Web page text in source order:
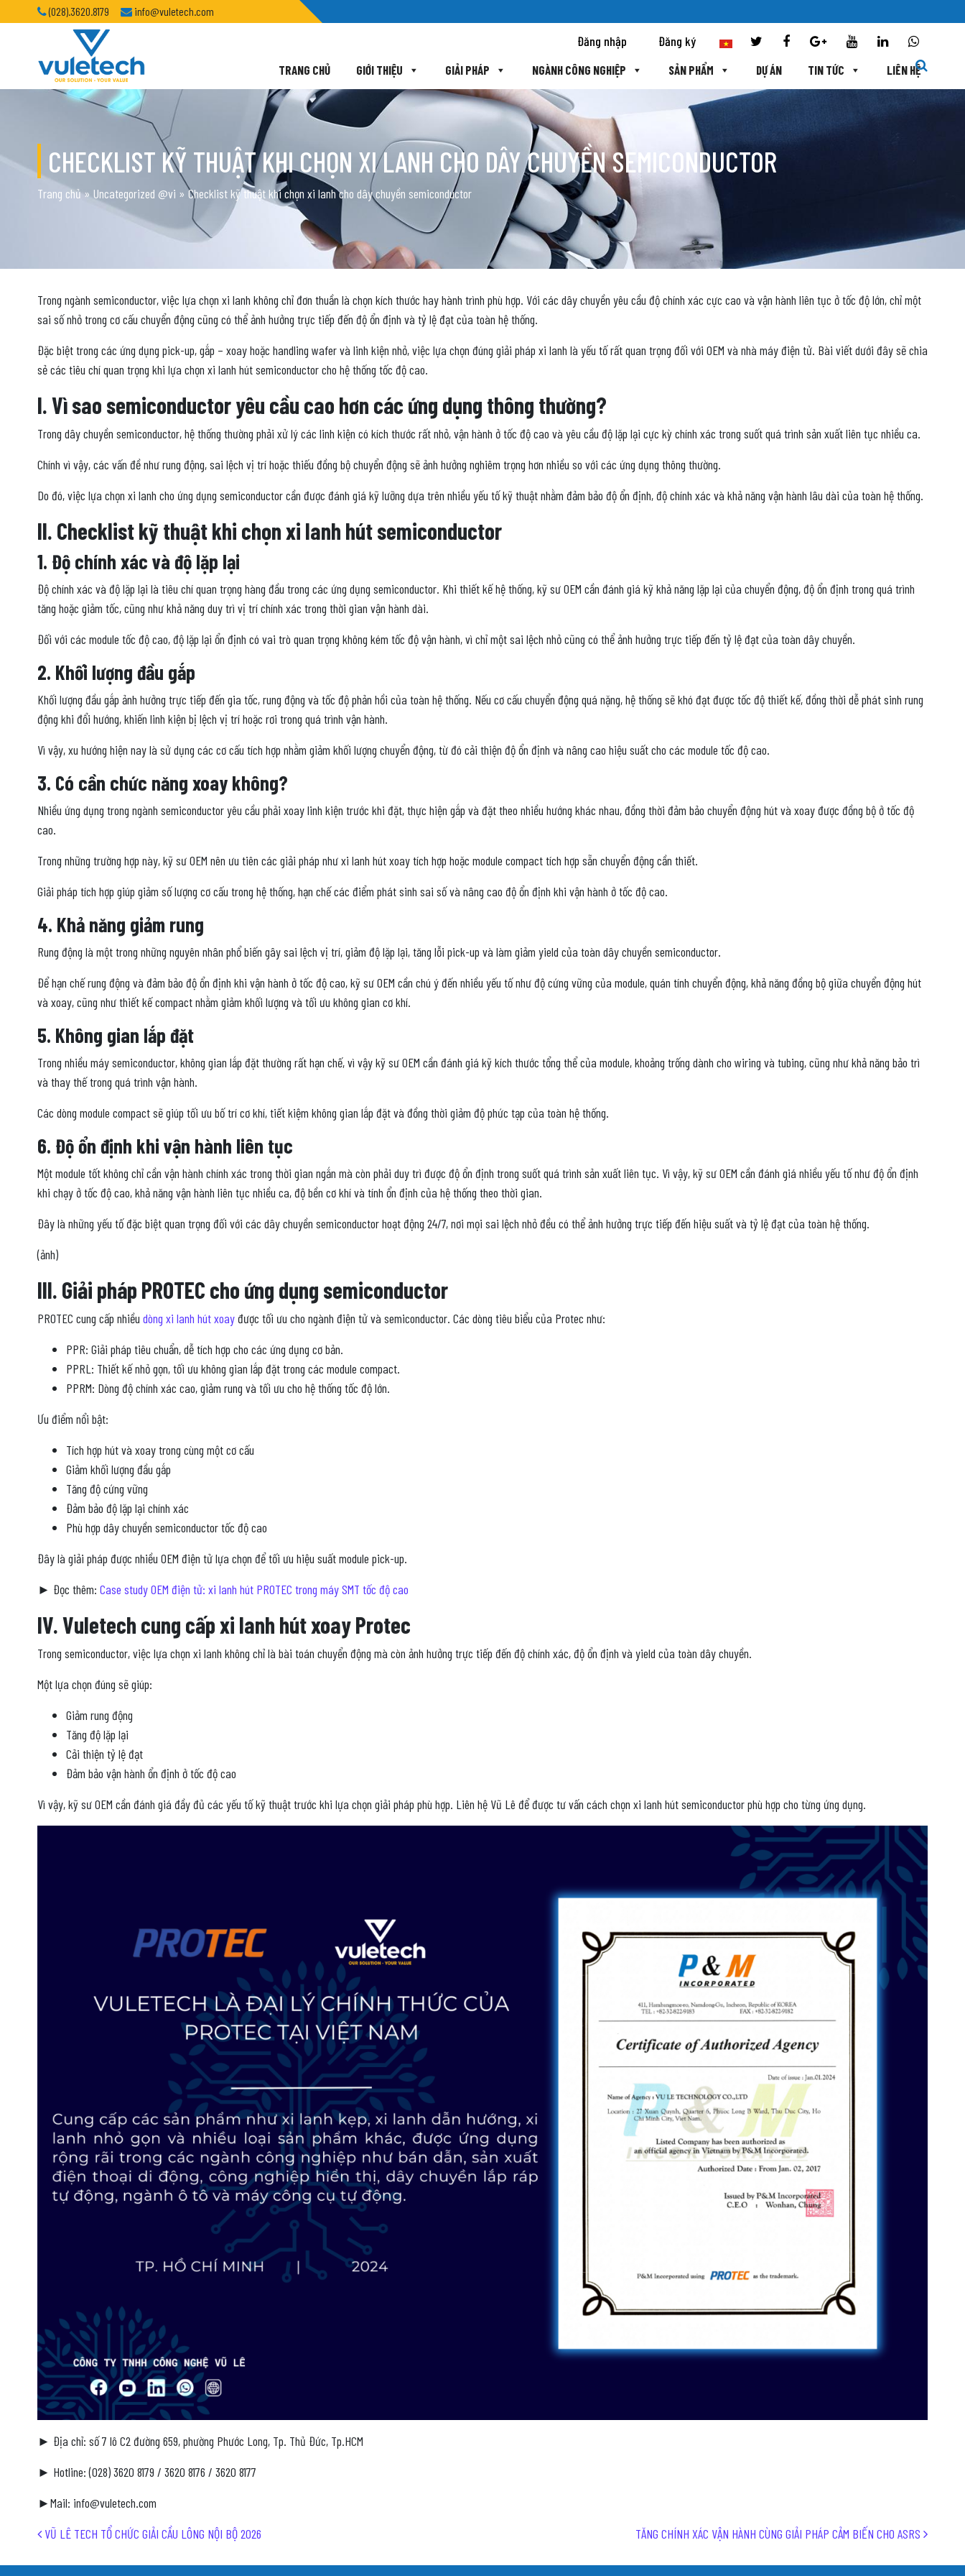
(028).3620.8179 info@vuletech.com
Đăng nhập Đăng ký
TRANG CHỦ GIỚI THIỆU GIẢI PHÁP NGÀNH CÔNG NGHIỆP SẢN PHẨM DỰ ÁN TIN TỨC LIÊN HỆ
CHECKLIST KỸ THUẬT KHI CHỌN XI LANH CHO DÂY CHUYỀN SEMICONDUCTOR
Trang chủ» Uncategorized @vi »Checklist kỹ thuật khi chọn xi lanh cho dây chuyền semiconductor
Trong ngành semiconductor, việc lựa chọn xi lanh không chỉ đơn thuần là chọn kích thước hay hành trình phù hợp. Với các dây chuyền yêu cầu độ chính xác cực cao và vận hành liên tục ở tốc độ lớn, chỉ một
sai số nhỏ trong cơ cấu chuyển động cũng có thể ảnh hưởng trực tiếp đến độ ổn định và tỷ lệ đạt của toàn hệ thống.
Đặc biệt trong các ứng dụng pick-up, gắp – xoay hoặc handling wafer và linh kiện nhỏ, việc lựa chọn đúng giải pháp xi lanh là yếu tố rất quan trọng đối với OEM và nhà máy điện tử. Bài viết dưới đây sẽ chia
sẻ các tiêu chí quan trọng khi lựa chọn xi lanh hút semiconductor cho hệ thống tốc độ cao.
I. Vì sao semiconductor yêu cầu cao hơn các ứng dụng thông thường?
Trong dây chuyền semiconductor, hệ thống thường phải xử lý các linh kiện có kích thước rất nhỏ, vận hành ở tốc độ cao và yêu cầu độ lặp lại cực kỳ chính xác trong suốt quá trình sản xuất liên tục nhiều ca.
Chính vì vậy, các vấn đề như rung động, sai lệch vị trí hoặc thiếu đồng bộ chuyển động sẽ ảnh hưởng nghiêm trọng hơn nhiều so với các ứng dụng thông thường.
Do đó, việc lựa chọn xi lanh cho ứng dụng semiconductor cần được đánh giá kỹ lưỡng dựa trên nhiều yếu tố kỹ thuật nhằm đảm bảo độ ổn định, độ chính xác và khả năng vận hành lâu dài của toàn hệ thống.
II. Checklist kỹ thuật khi chọn xi lanh hút semiconductor
1. Độ chính xác và độ lặp lại
Độ chính xác và độ lặp lại là tiêu chí quan trọng hàng đầu trong các ứng dụng semiconductor. Khi thiết kế hệ thống, kỹ sư OEM cần đánh giá kỹ khả năng lặp lại của chuyển động, độ ổn định trong quá trình
tăng hoặc giảm tốc, cũng như khả năng duy trì vị trí chính xác trong thời gian vận hành dài.
Đối với các module tốc độ cao, độ lặp lại ổn định có vai trò quan trọng không kém tốc độ vận hành, vì chỉ một sai lệch nhỏ cũng có thể ảnh hưởng trực tiếp đến tỷ lệ đạt của toàn dây chuyền.
2. Khối lượng đầu gắp
Khối lượng đầu gắp ảnh hưởng trực tiếp đến gia tốc, rung động và tốc độ phản hồi của toàn hệ thống. Nếu cơ cấu chuyển động quá nặng, hệ thống sẽ khó đạt được tốc độ thiết kế, đồng thời dễ phát sinh rung
động khi đổi hướng, khiến linh kiện bị lệch vị trí hoặc rơi trong quá trình vận hành.
Vì vậy, xu hướng hiện nay là sử dụng các cơ cấu tích hợp nhằm giảm khối lượng chuyển động, từ đó cải thiện độ ổn định và nâng cao hiệu suất cho các module tốc độ cao.
3. Có cần chức năng xoay không?
Nhiều ứng dụng trong ngành semiconductor yêu cầu phải xoay linh kiện trước khi đặt, thực hiện gắp và đặt theo nhiều hướng khác nhau, đồng thời đảm bảo chuyển động hút và xoay được đồng bộ ở tốc độ
cao.
Trong những trường hợp này, kỹ sư OEM nên ưu tiên các giải pháp như xi lanh hút xoay tích hợp hoặc module compact tích hợp sẵn chuyển động cần thiết.
Giải pháp tích hợp giúp giảm số lượng cơ cấu trong hệ thống, hạn chế các điểm phát sinh sai số và nâng cao độ ổn định khi vận hành ở tốc độ cao.
4. Khả năng giảm rung
Rung động là một trong những nguyên nhân phổ biến gây sai lệch vị trí, giảm độ lặp lại, tăng lỗi pick-up và làm giảm yield của toàn dây chuyền semiconductor.
Để hạn chế rung động và đảm bảo độ ổn định khi vận hành ở tốc độ cao, kỹ sư OEM cần chú ý đến nhiều yếu tố như độ cứng vững của module, quán tính chuyển động, khả năng đồng bộ giữa chuyển động hút
và xoay, cũng như thiết kế compact nhằm giảm khối lượng và tối ưu không gian cơ khí.
5. Không gian lắp đặt
Trong nhiều máy semiconductor, không gian lắp đặt thường rất hạn chế, vì vậy kỹ sư OEM cần đánh giá kỹ kích thước tổng thể của module, khoảng trống dành cho wiring và tubing, cũng như khả năng bảo trì
và thay thế trong quá trình vận hành.
Các dòng module compact sẽ giúp tối ưu bố trí cơ khí, tiết kiệm không gian lắp đặt và đồng thời giảm độ phức tạp của toàn hệ thống.
6. Độ ổn định khi vận hành liên tục
Một module tốt không chỉ cần vận hành chính xác trong thời gian ngắn mà còn phải duy trì được độ ổn định trong suốt quá trình sản xuất liên tục. Vì vậy, kỹ sư OEM cần đánh giá nhiều yếu tố như độ ổn định
khi chạy ở tốc độ cao, khả năng vận hành liên tục nhiều ca, độ bền cơ khí và tính ổn định của hệ thống theo thời gian.
Đây là những yếu tố đặc biệt quan trọng đối với các dây chuyền semiconductor hoạt động 24/7, nơi mọi sai lệch nhỏ đều có thể ảnh hưởng trực tiếp đến hiệu suất và tỷ lệ đạt của toàn hệ thống.
(ảnh)
III. Giải pháp PROTEC cho ứng dụng semiconductor
PROTEC cung cấp nhiều dòng xi lanh hút xoay được tối ưu cho ngành điện tử và semiconductor. Các dòng tiêu biểu của Protec như:
PPR: Giải pháp tiêu chuẩn, dễ tích hợp cho các ứng dụng cơ bản.
PPRL: Thiết kế nhỏ gọn, tối ưu không gian lắp đặt trong các module compact.
PPRM: Dòng độ chính xác cao, giảm rung và tối ưu cho hệ thống tốc độ lớn.
Ưu điểm nổi bật:
Tích hợp hút và xoay trong cùng một cơ cấu
Giảm khối lượng đầu gắp
Tăng độ cứng vững
Đảm bảo độ lặp lại chính xác
Phù hợp dây chuyền semiconductor tốc độ cao
Đây là giải pháp được nhiều OEM điện tử lựa chọn để tối ưu hiệu suất module pick-up.
► Đọc thêm: Case study OEM điện tử: xi lanh hút PROTEC trong máy SMT tốc độ cao
IV. Vuletech cung cấp xi lanh hút xoay Protec
Trong semiconductor, việc lựa chọn xi lanh không chỉ là bài toán chuyển động mà còn ảnh hưởng trực tiếp đến độ chính xác, độ ổn định và yield của toàn dây chuyền.
Một lựa chọn đúng sẽ giúp:
Giảm rung động
Tăng độ lặp lại
Cải thiện tỷ lệ đạt
Đảm bảo vận hành ổn định ở tốc độ cao
Vì vậy, kỹ sư OEM cần đánh giá đầy đủ các yếu tố kỹ thuật trước khi lựa chọn giải pháp phù hợp. Liên hệ Vũ Lê để được tư vấn cách chọn xi lanh hút semiconductor phù hợp cho từng ứng dụng.
► Địa chỉ: số 7 lô C2 đường 659, phường Phước Long, Tp. Thủ Đức, Tp.HCM
► Hotline: (028) 3620 8179 / 3620 8176 / 3620 8177
►Mail: info@vuletech.com
Post navigation
VŨ LÊ TECH TỔ CHỨC GIẢI CẦU LÔNG NỘI BỘ 2026 TĂNG CHÍNH XÁC VẬN HÀNH CÙNG GIẢI PHÁP CẢM BIẾN CHO ASRS